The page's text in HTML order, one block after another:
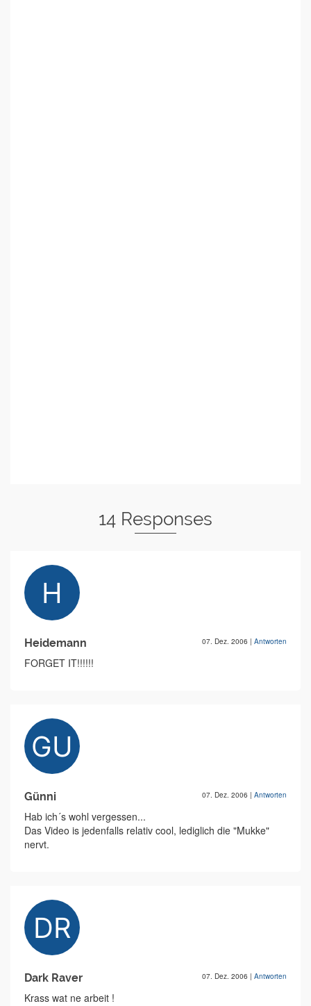
14 Responses
Heidemann 07. Dez. 2006 | Antworten
FORGET IT!!!!!!
Günni 07. Dez. 2006 | Antworten
Hab ich´s wohl vergessen...
Das Video is jedenfalls relativ cool, lediglich die "Mukke"
nervt.
Dark Raver 07. Dez. 2006 | Antworten
Krass wat ne arbeit !